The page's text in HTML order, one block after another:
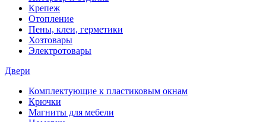
Крепеж
Отопление
Пены, клеи, герметики
Хозтовары
Электротовары
Двери
Комплектующие к пластиковым окнам
Крючки
Магниты для мебели